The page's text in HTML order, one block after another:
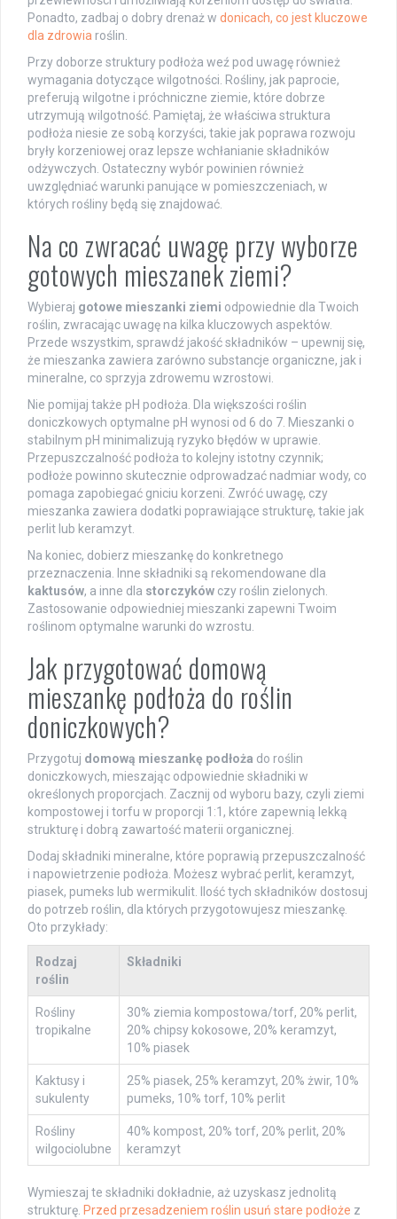
Ponadto, zadbaj o dobry drenaż w donicach, co jest kluczowe
dla zdrowia roślin.
Przy doborze struktury podłoża weź pod uwagę również
wymagania dotyczące wilgotności. Rośliny, jak paprocie,
preferują wilgotne i próchniczne ziemie, które dobrze
utrzymują wilgotność. Pamiętaj, że właściwa struktura
podłoża niesie ze sobą korzyści, takie jak poprawa rozwoju
bryły korzeniowej oraz lepsze wchłanianie składników
odżywczych. Ostateczny wybór powinien również
uwzględniać warunki panujące w pomieszczeniach, w
których rośliny będą się znajdować.
Na co zwracać uwagę przy wyborze
gotowych mieszanek ziemi?
Wybieraj gotowe mieszanki ziemi odpowiednie dla Twoich
roślin, zwracając uwagę na kilka kluczowych aspektów.
Przede wszystkim, sprawdź jakość składników – upewnij się,
że mieszanka zawiera zarówno substancje organiczne, jak i
mineralne, co sprzyja zdrowemu wzrostowi.
Nie pomijaj także pH podłoża. Dla większości roślin
doniczkowych optymalne pH wynosi od 6 do 7. Mieszanki o
stabilnym pH minimalizują ryzyko błędów w uprawie.
Przepuszczalność podłoża to kolejny istotny czynnik;
podłoże powinno skutecznie odprowadzać nadmiar wody, co
pomaga zapobiegać gniciu korzeni. Zwróć uwagę, czy
mieszanka zawiera dodatki poprawiające strukturę, takie jak
perlit lub keramzyt.
Na koniec, dobierz mieszankę do konkretnego
przeznaczenia. Inne składniki są rekomendowane dla
kaktusów, a inne dla storczyków czy roślin zielonych.
Zastosowanie odpowiedniej mieszanki zapewni Twoim
roślinom optymalne warunki do wzrostu.
Jak przygotować domową
mieszankę podłoża do roślin
doniczkowych?
Przygotuj domową mieszankę podłoża do roślin
doniczkowych, mieszając odpowiednie składniki w
określonych proporcjach. Zacznij od wyboru bazy, czyli ziemi
kompostowej i torfu w proporcji 1:1, które zapewnią lekką
strukturę i dobrą zawartość materii organicznej.
Dodaj składniki mineralne, które poprawią przepuszczalność
i napowietrzenie podłoża. Możesz wybrać perlit, keramzyt,
piasek, pumeks lub wermikulit. Ilość tych składników dostosuj
do potrzeb roślin, dla których przygotowujesz mieszankę.
Oto przykłady:
Rodzaj
roślin
Składniki
Rośliny
tropikalne
30% ziemia kompostowa/torf, 20% perlit,
20% chipsy kokosowe, 20% keramzyt,
10% piasek
Kaktusy i
sukulenty
25% piasek, 25% keramzyt, 20% żwir, 10%
pumeks, 10% torf, 10% perlit
Rośliny
wilgociolubne
40% kompost, 20% torf, 20% perlit, 20%
keramzyt
Wymieszaj te składniki dokładnie, aż uzyskasz jednolitą
strukturę. Przed przesadzeniem roślin usuń stare podłoże z